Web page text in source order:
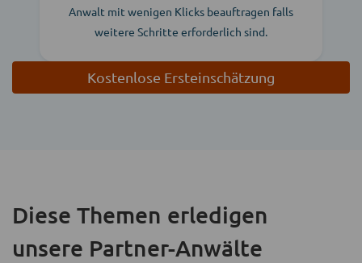
Anwalt mit wenigen Klicks beauftragen falls
weitere Schritte erforderlich sind.
Kostenlose Ersteinschätzung
Diese Themen erledigen
unsere Partner-Anwälte